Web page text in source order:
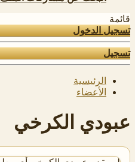
قائمة
تسجيل الدخول
تسجيل
الرئيسية
الأعضاء
عبودي الكرخي